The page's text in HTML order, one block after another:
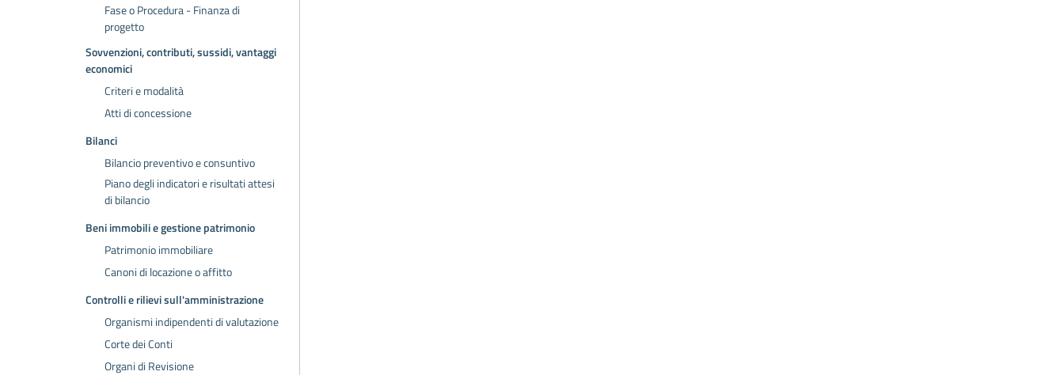
Fase o Procedura - Finanza di
progetto
Sovvenzioni, contributi, sussidi, vantaggi
economici
Criteri e modalità
Atti di concessione
Bilanci
Bilancio preventivo e consuntivo
Piano degli indicatori e risultati attesi
di bilancio
Beni immobili e gestione patrimonio
Patrimonio immobiliare
Canoni di locazione o affitto
Controlli e rilievi sull'amministrazione
Organismi indipendenti di valutazione
Corte dei Conti
Organi di Revisione